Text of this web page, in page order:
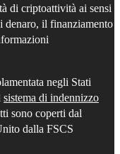
di criptoattività ai sensi
denaro, il finanziamento
negli Stati
sistema di indennizzo
sono coperti dal
dalla FSCS